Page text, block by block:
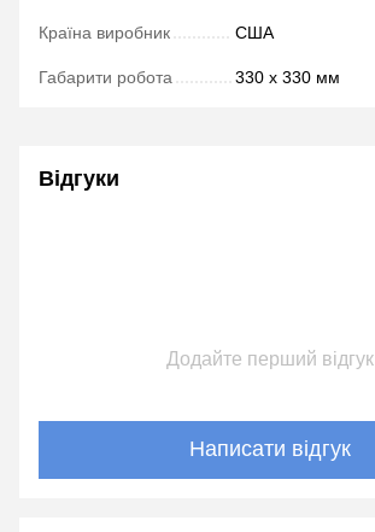
Країна виробник США
Габарити робота 330 х 330 мм
Відгуки
Додайте перший відгук
Написати відгук